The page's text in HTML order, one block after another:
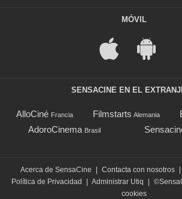
MÓVIL
SENSACINE EN EL
AlloCiné Francia Filmstarts Alemania
AdoroCinema Brasil
Acerca de SensaCine | Contacta con nosotros |
Política de Privacidad
| Administrar Utiq |
cookies